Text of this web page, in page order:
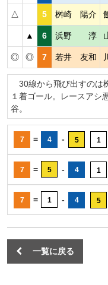
△ 5 桝崎 陽介
▲ 6 浜野 淳
◎ ◎ 7 若井 友和
30線から飛び出すのは
１着ゴール。レースアシ
谷。
7 = 4 - 5 1
7 = 5 - 4 1
7 = 1 - 4 5
一覧に戻る